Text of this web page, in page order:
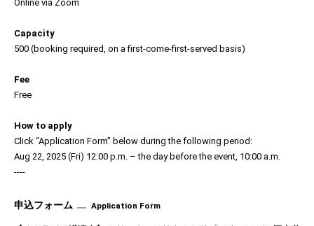
Online via Zoom
Capacity
500 (booking required, on a first-come-first-served basis)
Fee
Free
How to apply
Click “Application Form” below during the following period:
Aug 22, 2025 (Fri) 12:00 p.m. – the day before the event, 10:00 a.m.
----
申込フォーム Application Form